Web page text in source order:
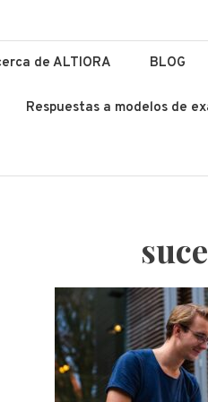
–
de ALTIORA BLOG
Respuestas a modelos de